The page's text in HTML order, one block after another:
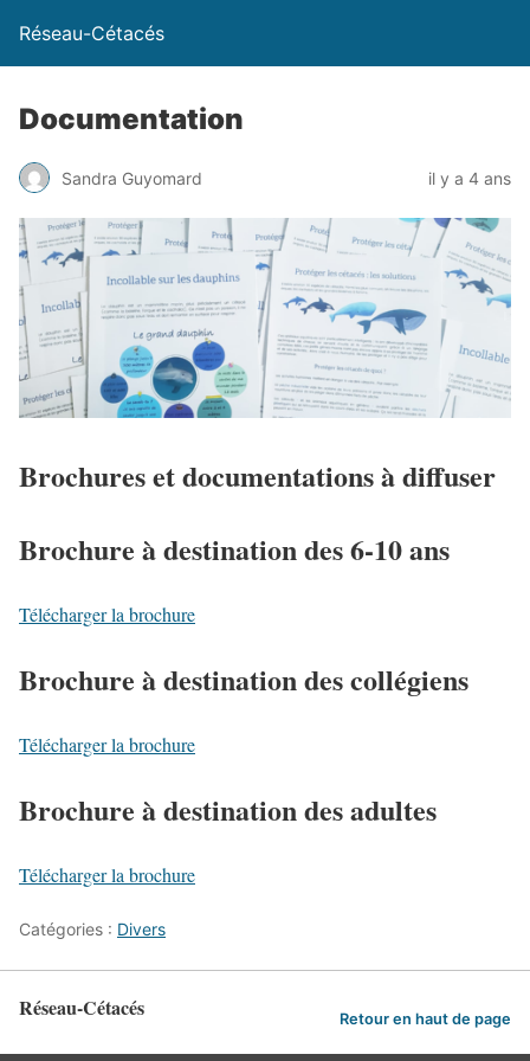
Réseau-Cétacés
Documentation
Sandra Guyomard il y a 4 ans
Brochures et documentations à diffuser
Brochure à destination des 6-10 ans
Télécharger la brochure
Brochure à destination des collégiens
Télécharger la brochure
Brochure à destination des adultes
Télécharger la brochure
Catégories : Divers
Réseau-Cétacés Retour en haut de page